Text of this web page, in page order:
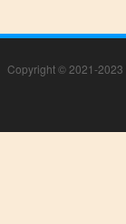
Copyright © 2021-2023